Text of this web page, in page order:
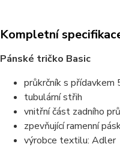
Kompletní
Pánské tričko Basic
průkrčník s přídavkem
tubulární střih
vnitřní část zadního
zpevňující ramenní
výrobce textilu: Adler